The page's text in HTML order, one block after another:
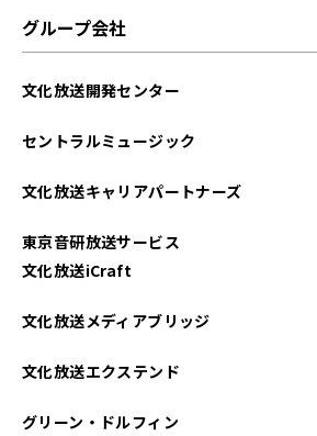
グループ会社
文化放送開発センター
セントラルミュージック
文化放送キャリアパートナーズ
東京音研放送サービス
文化放送iCraft
文化放送メディアブリッジ
文化放送エクステンド
グリーン・ドルフィン